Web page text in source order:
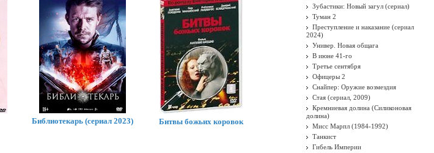
Ликвидация
Библиотекарь (сериал 2023) Битвы божьих коровок
Зубастики: Новый загул (сериал)
Туман 2
Преступление и наказание (сериал
2024)
Универ. Новая общага
В июне 41-го
Третье сентября
Офицеры 2
Снайпер: Оружие возмездия
Стая (сериал, 2009)
Кремниевая долина (Силиконовая
долина)
Мисс Марпл (1984-1992)
Танкист
Гибель Империи